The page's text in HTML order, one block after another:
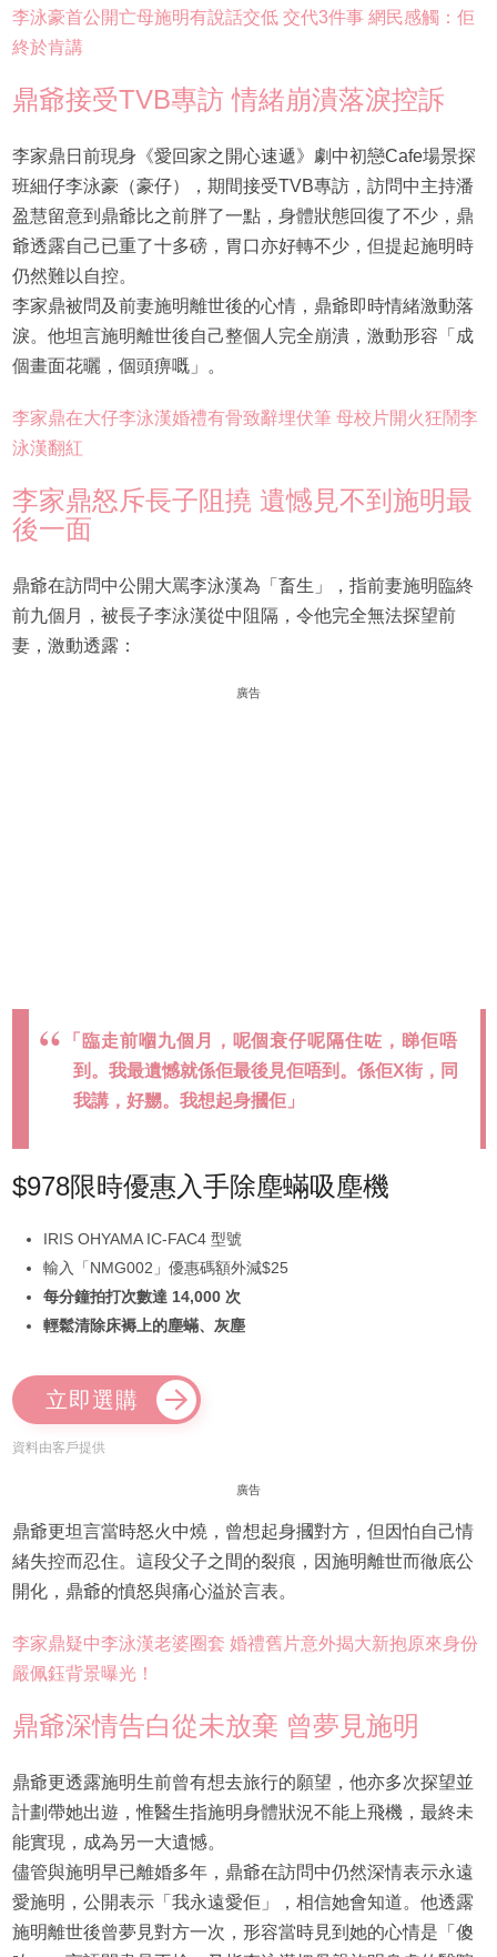
李泳豪首公開亡母施明有說話交低 交代3件事 網民感觸：佢
終於肯講
鼎爺接受TVB專訪 情緒崩潰落淚控訴
李家鼎日前現身《愛回家之開心速遞》劇中初戀Cafe場景探
班細仔李泳豪（豪仔），期間接受TVB專訪，訪問中主持潘
盈慧留意到鼎爺比之前胖了一點，身體狀態回復了不少，鼎
爺透露自己已重了十多磅，胃口亦好轉不少，但提起施明時
仍然難以自控。
李家鼎被問及前妻施明離世後的心情，鼎爺即時情緒激動落
淚。他坦言施明離世後自己整個人完全崩潰，激動形容「成
個畫面花曬，個頭痹嘅」。
李家鼎在大仔李泳漢婚禮有骨致辭埋伏筆 母校片開火狂鬧李
泳漢翻紅
李家鼎怒斥長子阻撓 遺憾見不到施明最
後一面
鼎爺在訪問中公開大罵李泳漢為「畜生」，指前妻施明臨終
前九個月，被長子李泳漢從中阻隔，令他完全無法探望前
妻，激動透露：
廣告
「臨走前嗰九個月，呢個衰仔呢隔住咗，睇佢唔
到。我最遺憾就係佢最後見佢唔到。係佢X街，同
我講，好嬲。我想起身摑佢」
$978限時優惠入手除塵蟎吸塵機
IRIS OHYAMA IC-FAC4 型號
輸入「NMG002」優惠碼額外減$25
每分鐘拍打次數達 14,000 次
輕鬆清除床褥上的塵蟎、灰塵
立即選購
資料由客戶提供
廣告
鼎爺更坦言當時怒火中燒，曾想起身摑對方，但因怕自己情
緒失控而忍住。這段父子之間的裂痕，因施明離世而徹底公
開化，鼎爺的憤怒與痛心溢於言表。
李家鼎疑中李泳漢老婆圈套 婚禮舊片意外揭大新抱原來身份
嚴佩鈺背景曝光！
鼎爺深情告白從未放棄 曾夢見施明
鼎爺更透露施明生前曾有想去旅行的願望，他亦多次探望並
計劃帶她出遊，惟醫生指施明身體狀況不能上飛機，最終未
能實現，成為另一大遺憾。
儘管與施明早已離婚多年，鼎爺在訪問中仍然深情表示永遠
愛施明，公開表示「我永遠愛佢」，相信她會知道。他透露
施明離世後曾夢見對方一次，形容當時見到她的心情是「傻